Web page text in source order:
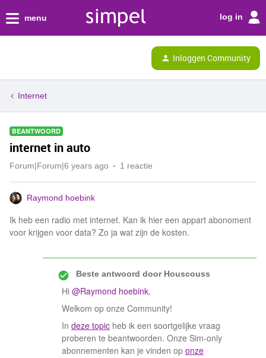
menu log in
Inloggen Community
Internet
BEANTWOORD
internet in auto
Forum|Forum|6 years ago 1 reactie
Raymond hoebink
Ik heb een radio met internet. Kan ik hier een appart abonoment
voor krijgen voor data? Zo ja wat zijn de kosten.
Beste antwoord doorHouscouss
Hi @Raymond hoebink,
Welkom op onze Community!
In deze topic heb ik een soortgelijke vraag
proberen te beantwoorden. Onze Sim-only
abonnementen kan je vinden op onze